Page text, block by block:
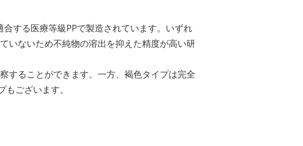
する医療等級PPで製造されています。いずれ
いないため不純物の溶出を抑えた精度が高い研
することができます。一方、褐色タイプは完全
ございます。